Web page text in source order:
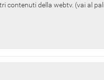
contenuti della webtv. (vai al